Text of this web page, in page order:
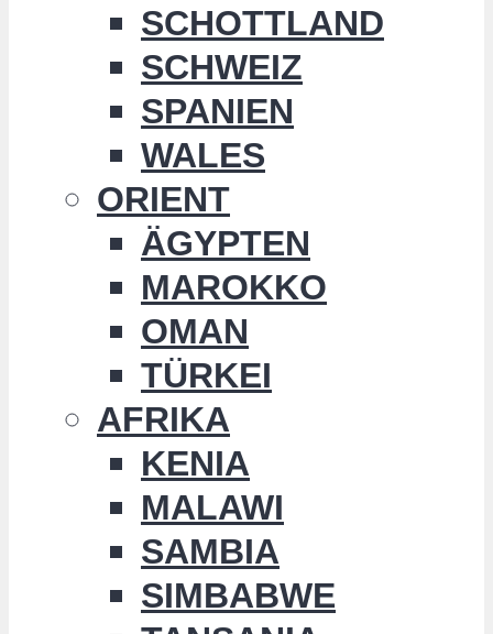
SCHOTTLAND
SCHWEIZ
SPANIEN
WALES
ORIENT
ÄGYPTEN
MAROKKO
OMAN
TÜRKEI
AFRIKA
KENIA
MALAWI
SAMBIA
SIMBABWE